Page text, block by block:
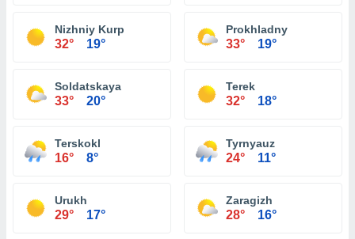
Nizhniy Kurp
32° 19°
Prokhladny
33° 19°
Soldatskaya
33° 20°
Terek
32° 18°
Terskokl
16° 8°
Tyrnyauz
24° 11°
Urukh
29° 17°
Zaragizh
28° 16°